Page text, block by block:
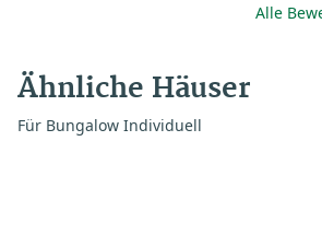
Alle
Ähnliche Häuser
Für Bungalow Individuell